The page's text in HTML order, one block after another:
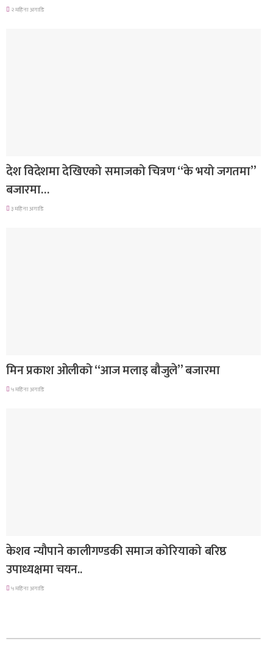
२ महिना अगाडि
देश विदेशमा देखिएको समाजको चित्रण “के भयो जगतमा”
बजारमा…
३ महिना अगाडि
मिन प्रकाश ओलीको “आज मलाइ बौजुले” बजारमा
५ महिना अगाडि
केशव न्यौपाने कालीगण्डकी समाज कोरियाको बरिष्ठ
उपाध्यक्षमा चयन..
५ महिना अगाडि